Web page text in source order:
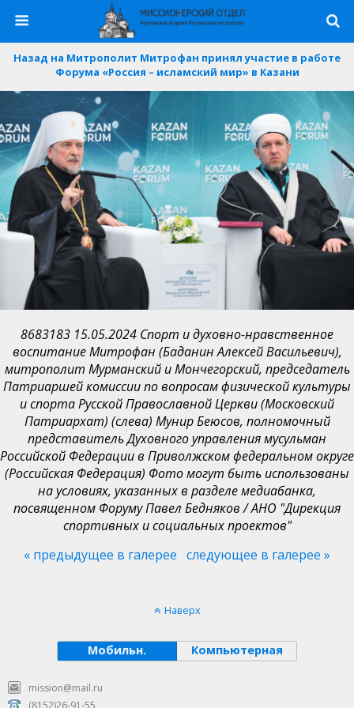
Назад на Митрополит Митрофан принял участие в работе
Форума «Россия – исламский мир» в Казани
8683183 15.05.2024 Спорт и духовно-нравственное
воспитание Митрофан (Баданин Алексей Васильевич),
митрополит Мурманский и Мончегорский, председатель
Патриаршей комиссии по вопросам физической культуры
и спорта Русской Православной Церкви (Московский
Патриархат) (слева) Мунир Беюсов, полномочный
представитель Духовного управления мусульман
Российской Федерации в Приволжском федеральном округе
(Российская Федерация) Фото могут быть использованы
на условиях, указанных в разделе медиабанка,
посвященном Форуму Павел Бедняков / АНО "Дирекция
спортивных и социальных проектов"
« предыдущее в галерее следующее в галерее »
Наверх
Мобильн. Компьютерная
mission@mail.ru